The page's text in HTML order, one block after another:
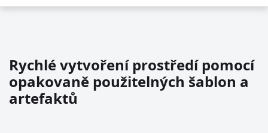
Rychlé vytvoření prostředí pomocí
opakovaně použitelných šablon a
artefaktů